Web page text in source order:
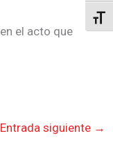
el acto que
Entrada siguiente →